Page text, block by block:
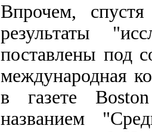
Впрочем,
результаты
поставлены под
международная
в газете
названием